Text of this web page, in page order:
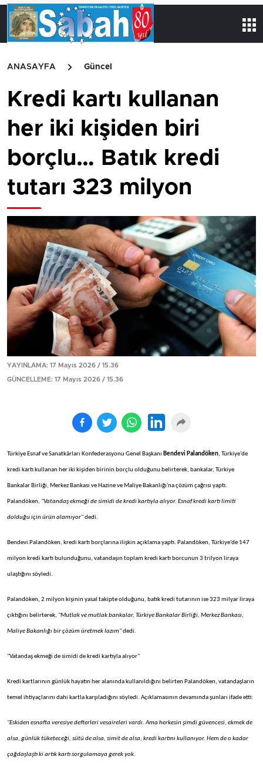
ANASAYFA Güncel
Kredi kartı kullanan
her iki kişiden biri
borçlu… Batık kredi
tutarı 323 milyon
YAYINLAMA: 17 Mayıs 2026 / 15.36
GÜNCELLEME: 17 Mayıs 2026 / 15.36
Türkiye Esnaf ve Sanatkârları Konfederasyonu Genel Başkanı Bendevi Palandöken, Türkiye'de
kredi kartı kullanan her iki kişiden birinin borçlu olduğunu belirterek, bankalar, Türkiye
Bankalar Birliği, Merkez Bankası ve Hazine ve Maliye Bakanlığı'na çözüm çağrısı yaptı.
Palandöken, "Vatandaş ekmeği de simidi de kredi kartıyla alıyor. Esnaf kredi kartı limiti
dolduğu için ürün alamıyor"dedi.
Bendevi Palandöken, kredi kartı borçlarına ilişkin açıklama yaptı. Palandöken, Türkiye'de 147
milyon kredi kartı bulunduğunu, vatandaşın toplam kredi kartı borcunun 3 trilyon liraya
ulaştığını söyledi.
Palandöken, 2 milyon kişinin yasal takipte olduğunu, batık kredi tutarının ise 323 milyar liraya
çıktığını belirterek, "Mutlak ve mutlak bankalar, Türkiye Bankalar Birliği, Merkez Bankası,
Maliye Bakanlığı bir çözüm üretmek lazım"dedi.
"Vatandaş ekmeği de simidi de kredi kartıyla alıyor"
Kredi kartlarının günlük hayatın her alanında kullanıldığını belirten Palandöken, vatandaşların
temel ihtiyaçlarını dahi kartla karşıladığını söyledi. Açıklamasının devamında şunları ifade etti:
"Eskiden esnafta veresiye defterleri vesaireleri vardı. Ama herkesin şimdi güvencesi, ekmek de
alsa, günlük tüketeceği, sütü de alsa, simit de alsa, kredi kartını kullanıyor. Hem de o kadar
çağdaşlaştı ki artık kartı sorgulamaya gerek yok.